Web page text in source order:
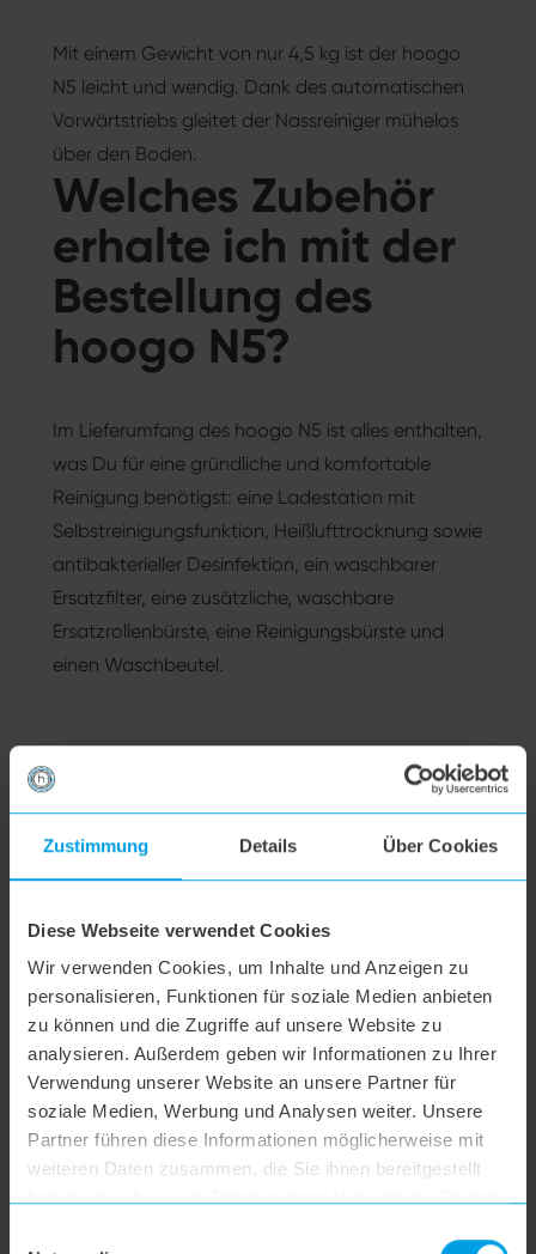
Zustimmung Details Über Cookies
Diese Webseite verwendet Cookies
Wir verwenden Cookies, um Inhalte und Anzeigen zu
personalisieren, Funktionen für soziale Medien anbieten
zu können und die Zugriffe auf unsere Website zu
analysieren. Außerdem geben wir Informationen zu Ihrer
Verwendung unserer Website an unsere Partner für
soziale Medien, Werbung und Analysen weiter. Unsere
Partner führen diese Informationen möglicherweise mit
weiteren Daten zusammen, die Sie ihnen bereitgestellt
Mit einem Gewicht von nur 4,5 kg ist der hoogo
N5 leicht und wendig. Dank des automatischen
Vorwärtstriebs gleitet der Nassreiniger mühelos
über den Boden.
Welches Zubehör
erhalte ich mit der
Bestellung des
hoogo N5?
Im Lieferumfang des hoogo N5 ist alles enthalten,
was Du für eine gründliche und komfortable
Reinigung benötigst: eine Ladestation mit
Selbstreinigungsfunktion, Heißlufttrocknung sowie
antibakterieller Desinfektion, ein waschbarer
Ersatzfilter, eine zusätzliche, waschbare
Ersatzrollenbürste, eine Reinigungsbürste und
einen Waschbeutel.
Alle Themen
Versand & Retoure
Reklamation & Garantie
Bestellung & Bezahlung
Widerruf
Datenschutz
Weitere Fragen